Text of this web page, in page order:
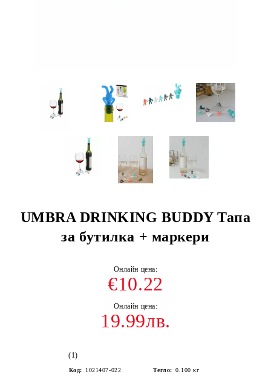
UMBRA DRINKING BUDDY Тапа
за бутилка + маркери
€10.22
19.99лв.
(1)
Код: 1021407-022 Тегло: 0.100 кг